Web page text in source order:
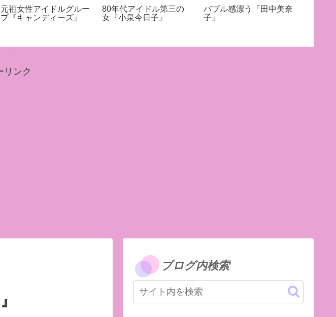
元祖女性アイドルグルー
プ『キャンディーズ』
80年代アイドル第三の
女『小泉今日子』
バブル感漂う『田中美奈
子』
リンク
ブログ内検索